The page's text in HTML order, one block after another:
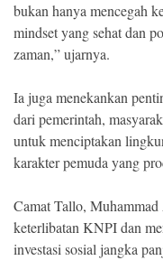
bukan hanya mencegah
mindset yang sehat dan
zaman,” ujarnya.
Ia juga menekankan
dari pemerintah,
untuk menciptakan
karakter pemuda yang
Camat Tallo,
keterlibatan KNPI dan
investasi sosial jangka